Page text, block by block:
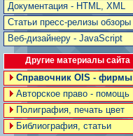
Документация - HTML, XML
Статьи пресс-релизы обзоры
Веб-дизайнеру - JavaScript
Другие материалы сайта
Справочник OIS - фирмы
Авторское право - помощь
Полиграфия, печать цвет
Библиография, статьи